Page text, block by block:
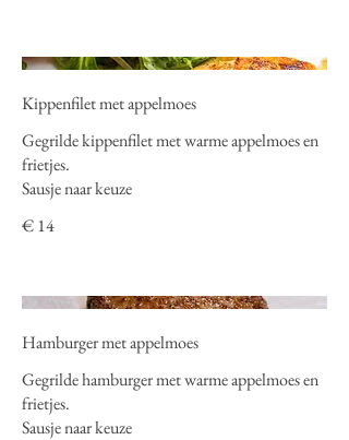
Kippenfilet met appelmoes
Gegrilde kippenfilet met warme appelmoes en
frietjes.
Sausje naar keuze
€ 14
Hamburger met appelmoes
Gegrilde hamburger met warme appelmoes en
frietjes.
Sausje naar keuze